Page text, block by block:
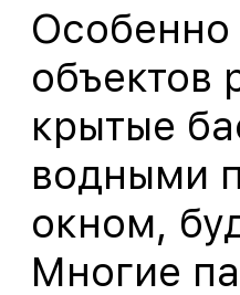
Особенно
объектов
крытые
водными
окном,
Многие